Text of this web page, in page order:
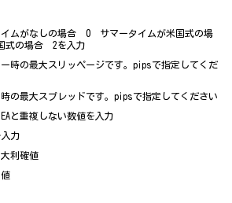
ムがなしの場合　0　サマータイムが米国式の場
式の場合　2を入力
時の最大スリッページです。pipsで指定してくだ
の最大スプレッドです。pipsで指定してください
と重複しない数値を入力
力
利確値